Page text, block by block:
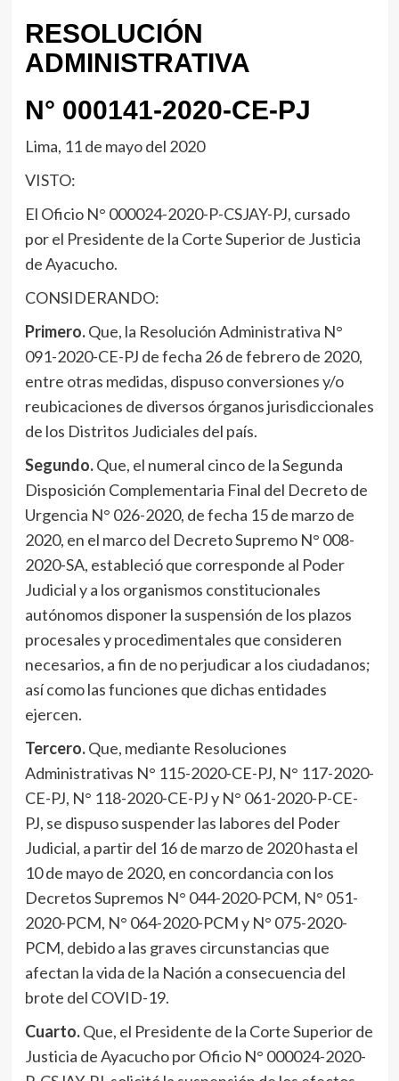
RESOLUCIÓN
ADMINISTRATIVA
N° 000141-2020-CE-PJ
Lima, 11 de mayo del 2020
VISTO:
El Oficio N° 000024-2020-P-CSJAY-PJ, cursado
por el Presidente de la Corte Superior de Justicia
de Ayacucho.
CONSIDERANDO:
Primero.Que, la Resolución Administrativa N°
091-2020-CE-PJ de fecha 26 de febrero de 2020,
entre otras medidas, dispuso conversiones y/o
reubicaciones de diversos órganos jurisdiccionales
de los Distritos Judiciales del país.
Segundo.Que, el numeral cinco de la Segunda
Disposición Complementaria Final del Decreto de
Urgencia N° 026-2020, de fecha 15 de marzo de
2020, en el marco del Decreto Supremo N° 008-
2020-SA, estableció que corresponde al Poder
Judicial y a los organismos constitucionales
autónomos disponer la suspensión de los plazos
procesales y procedimentales que consideren
necesarios, a fin de no perjudicar a los ciudadanos;
así como las funciones que dichas entidades
ejercen.
Tercero.Que, mediante Resoluciones
Administrativas N° 115-2020-CE-PJ, N° 117-2020-
CE-PJ, N° 118-2020-CE-PJ y N° 061-2020-P-CE-
PJ, se dispuso suspender las labores del Poder
Judicial, a partir del 16 de marzo de 2020 hasta el
10 de mayo de 2020, en concordancia con los
Decretos Supremos N° 044-2020-PCM, N° 051-
2020-PCM, N° 064-2020-PCM y N° 075-2020-
PCM, debido a las graves circunstancias que
afectan la vida de la Nación a consecuencia del
brote del COVID-19.
Cuarto.Que, el Presidente de la Corte Superior de
Justicia de Ayacucho por Oficio N° 000024-2020-